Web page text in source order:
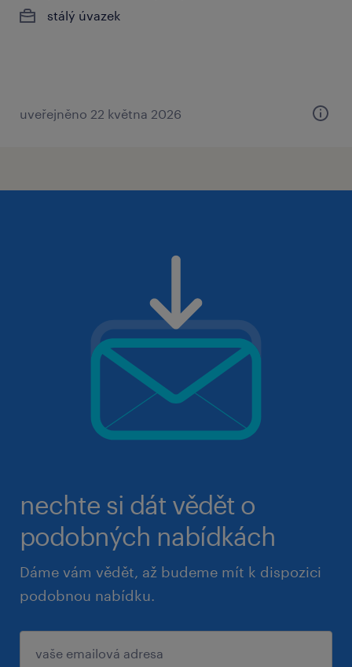
stálý úvazek
uveřejněno 22 května 2026
nechte si dát vědět o
podobných nabídkách
Dáme vám vědět, až budeme mít k dispozici
podobnou nabídku.